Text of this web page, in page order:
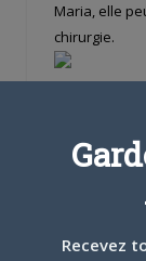
Maria, elle
chirurgie.
pénétrer
Veronica, et
Yoshimasa
Recevez